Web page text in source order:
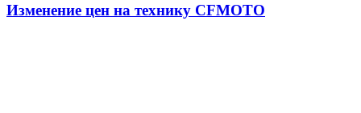
Изменение цен на технику CFMOTO